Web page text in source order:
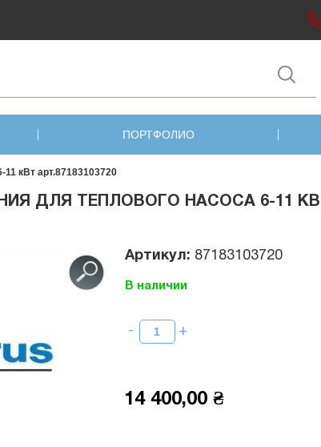
ПОРТФОЛИО
11 кВт арт.87183103720
ДЛЯ ТЕПЛОВОГО НАСОСА 6-11 КВТ
Артикул: 87183103720
14 400,00 ₴
В наличии